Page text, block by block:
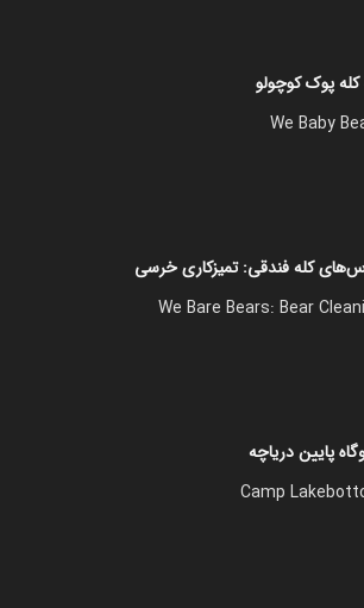
پوک کوچولو
We Baby
کله فندقی: تمیزکاری خرسی
We Bare Bears: Bear
پایین دریاچه
Camp